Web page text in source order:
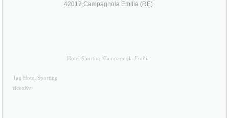
42012 Campagnola Emilia (RE)
Hotel Sporting Campagnola Emilia
Tag Hotel Sporting
ricettiva